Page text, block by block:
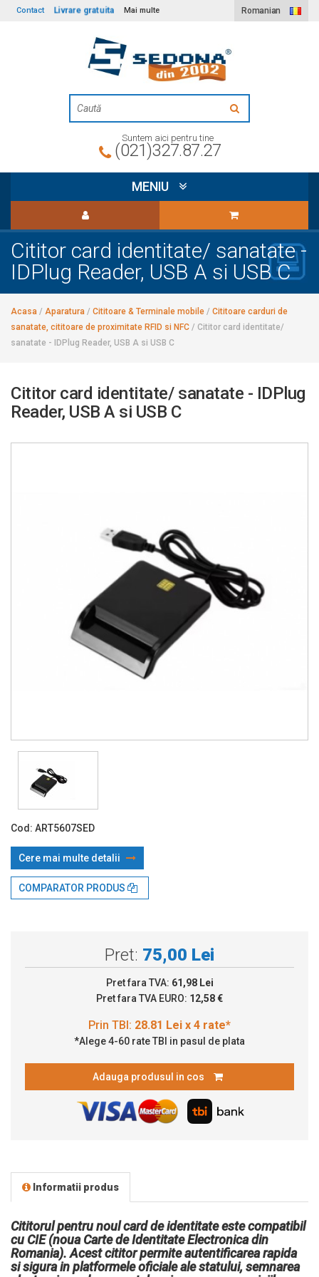
Contact Livrare gratuita Mai multe Romanian
Suntem aici pentru tine
(021)327.87.27
MENIU
Cititor card identitate/ sanatate -
IDPlug Reader, USB A si USB C
Acasa / Aparatura / Cititoare & Terminale mobile / Cititoare carduri de
sanatate, cititoare de proximitate RFID si NFC / Cititor card identitate/
sanatate - IDPlug Reader, USB A si USB C
Cititor card identitate/ sanatate - IDPlug
Reader, USB A si USB C
Cod: ART5607SED
Cere mai multe detalii
COMPARATOR PRODUS
Pret: 75,00 Lei
Pret fara TVA: 61,98 Lei
Pret fara TVA EURO: 12,58 €
Prin TBI:28.81 Lei x 4 rate*
*Alege 4-60 rate TBI in pasul de plata
Adauga produsul in cos
Informatii produs
Cititorul pentru noul card de identitate este compatibil
cu CIE (noua Carte de Identitate Electronica din
Romania). Acest cititor permite autentificarea rapida
si sigura in platformele oficiale ale statului, semnarea